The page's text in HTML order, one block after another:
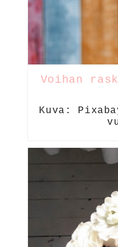
Voihan
Kuva: